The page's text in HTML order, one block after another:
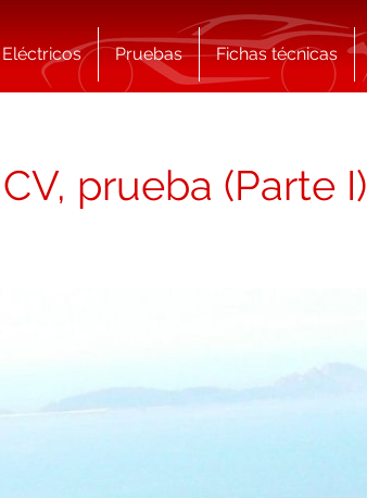
Eléctricos Pruebas Fichas técnicas
prueba (Parte I)